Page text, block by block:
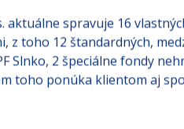
aktuálne spravuje 16
z toho 12 štandardných,
Slnko, 2 špeciálne fondy